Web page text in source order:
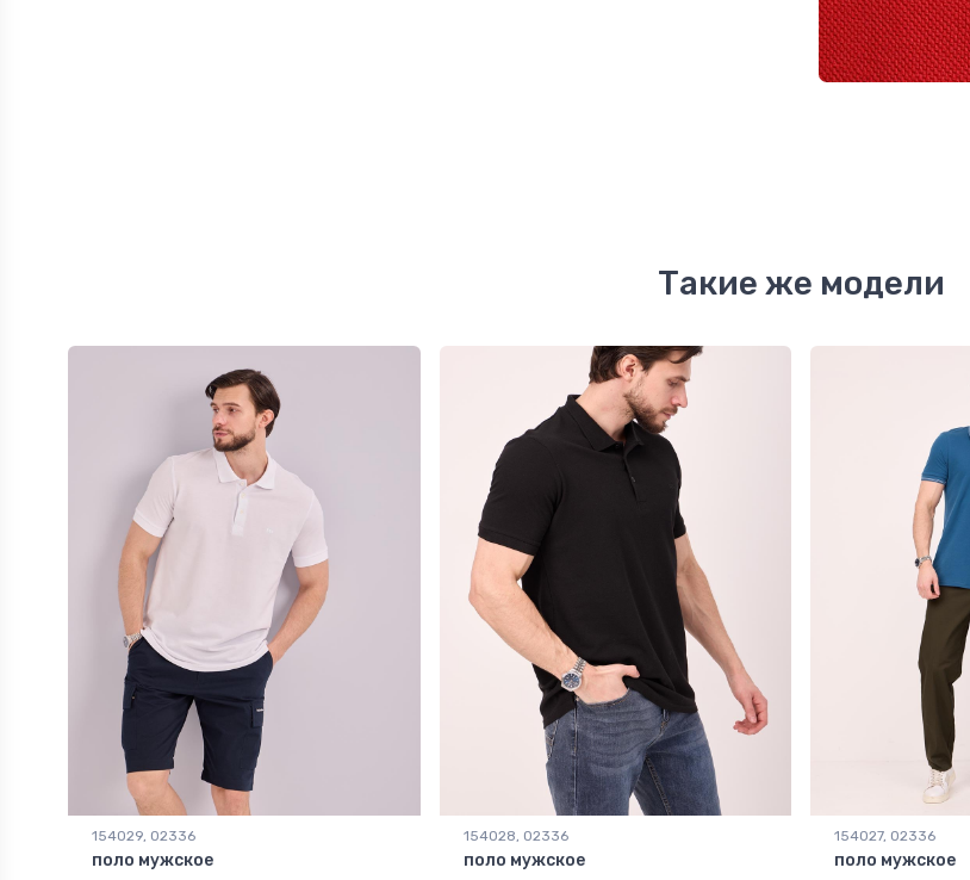
Такие же модели
154029, 02336
поло мужское
154028, 02336
поло мужское
154027, 02336
поло мужское